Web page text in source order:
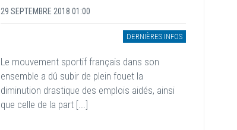
29 SEPTEMBRE 2018 01:00
DERNIÈRES INFOS
Le mouvement sportif français dans son
ensemble a dû subir de plein fouet la
diminution drastique des emplois aidés, ainsi
que celle de la part [...]